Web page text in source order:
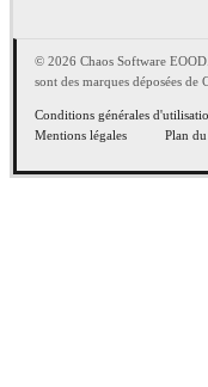
© 2026 Chaos Software
sont des marques déposées de
Conditions générales
Mentions légales
Plan